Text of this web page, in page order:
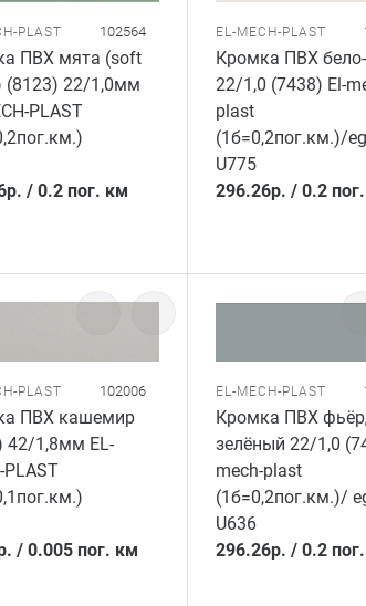
PLAST 102564
ПВХ мята (soft
(8123) 22/1,0мм
PLAST
р. / 0.2 пог. км
EL-MECH-PLAST
Кромка ПВХ
22/1,0 (7438) El-
plast
(1б=0,2пог.км.)/
U775
296.26р. / 0.2
PLAST 102006
ПВХ кашемир
42/1,8мм EL-
PLAST
/ 0.005 пог. км
EL-MECH-PLAST
Кромка ПВХ
зелёный 22/1,0
mech-plast
(1б=0,2пог.км.)/
U636
296.26р. / 0.2